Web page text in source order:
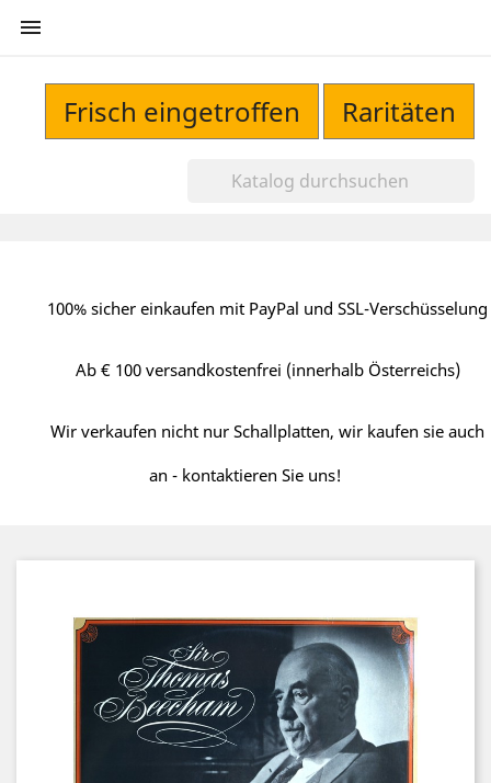

Frisch eingetroffen Raritäten
100% sicher einkaufen mit PayPal und SSL-Verschüsselung
Ab € 100 versandkostenfrei (innerhalb Österreichs)
Wir verkaufen nicht nur Schallplatten, wir kaufen sie auch
an - kontaktieren Sie uns!